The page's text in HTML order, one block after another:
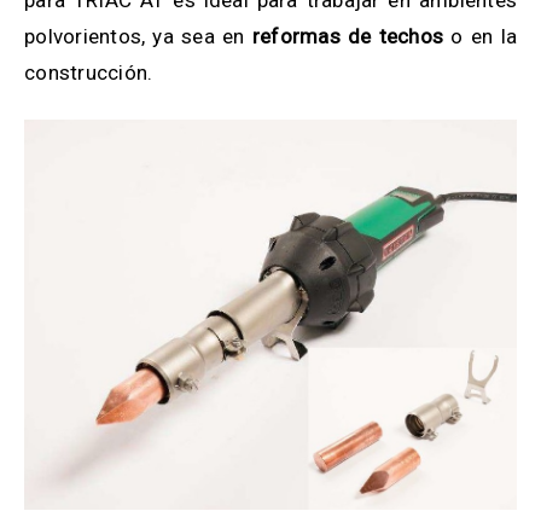
polvorientos, ya sea en reformas de techos o en la
construcción.